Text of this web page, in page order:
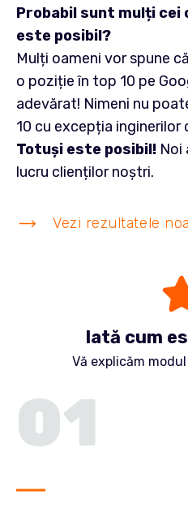
Probabil sunt mulți cei
este posibil?
Mulți oameni vor spune
o poziție în top 10 pe
adevărat! Nimeni nu
10 cu excepția inginerilor
Totuși este posibil! Noi
lucru clienților noștri.
Vezi rezultatele
Iată cum
Vă explicăm
01